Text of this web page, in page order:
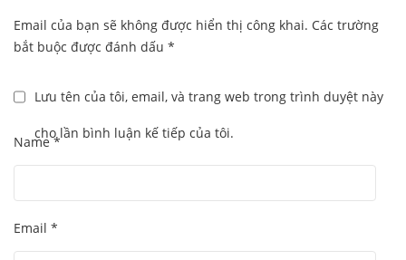
Email của bạn sẽ không được hiển thị công khai. Các trường
bắt buộc được đánh dấu *
Lưu tên của tôi, email, và trang web trong trình duyệt này
cho lần bình luận kế tiếp của tôi.
Name*
Email *